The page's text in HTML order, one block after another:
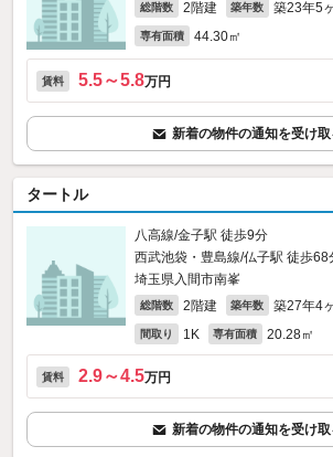
総階数 2階建 築年数 築23年5
専有面積 44.30㎡
賃料 5.5～5.8万円
新着の物件の通知を受け取
タートル
八高線/金子駅 徒歩9分
西武池袋・豊島線/仏子駅 徒歩68
埼玉県入間市南峯
総階数 2階建 築年数 築27年4
間取り 1K 専有面積 20.28㎡
賃料 2.9～4.5万円
新着の物件の通知を受け取